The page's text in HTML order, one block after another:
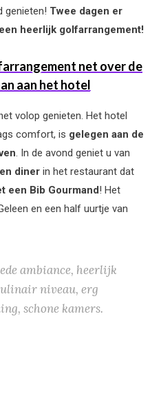
genieten! Twee dagen er
heerlijk golfarrangement!
net over de
aan het hotel
volop genieten. Het hotel
comfort, is gelegen aan de
. In de avond geniet u van
diner in het restaurant dat
een Bib Gourmand! Het
en een half uurtje van
ambiance, heerlijk
niveau, erg
schone kamers.